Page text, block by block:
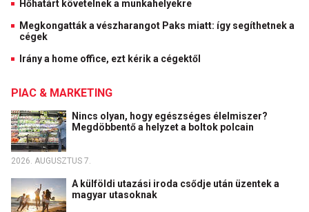
Hőhatárt követelnek a munkahelyekre
Megkongatták a vészharangot Paks miatt: így segíthetnek a
cégek
Irány a home office, ezt kérik a cégektől
PIAC & MARKETING
Nincs olyan, hogy egészséges élelmiszer?
Megdöbbentő a helyzet a boltok polcain
2026. AUGUSZTUS 7.
A külföldi utazási iroda csődje után üzentek a
magyar utasoknak